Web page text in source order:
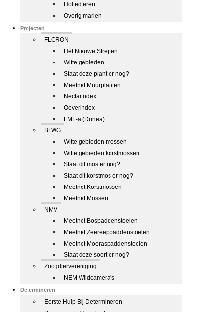
Holtedieren
Overig marien
Projecten
FLORON
Het Nieuwe Strepen
Witte gebieden
Staat deze plant er nog?
Meetnet Muurplanten
Nectarindex
Oeverindex
LMF-a (Dunea)
BLWG
Witte gebieden mossen
Witte gebieden korstmossen
Staat dit mos er nog?
Staat dit korstmos er nog?
Meetnet Korstmossen
Meetnet Mossen
NMV
Meetnet Bospaddenstoelen
Meetnet Zeereeppaddenstoelen
Meetnet Moeraspaddenstoelen
Staat deze soort er nog?
Zoogdiervereniging
NEM Wildcamera's
Determineren
Eerste Hulp Bij Determineren